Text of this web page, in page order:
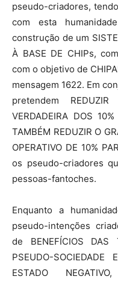
pseudo-criadores,
com esta
construção de um
À BASE DE CHIPs,
com o objetivo de
mensagem 1622. Em
pretendem
VERDADEIRA DOS
TAMBÉM REDUZIR O
OPERATIVO DE 10%
os pseudo-criadores
pessoas-fantoches.
Enquanto a
pseudo-intenções
de BENEFÍCIOS DAS
PSEUDO-
ESTADO